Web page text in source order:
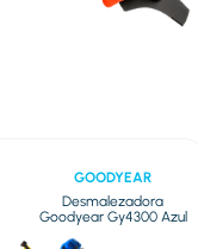
GOODYEAR
Desmalezadora
Goodyear Gy4300 Azul